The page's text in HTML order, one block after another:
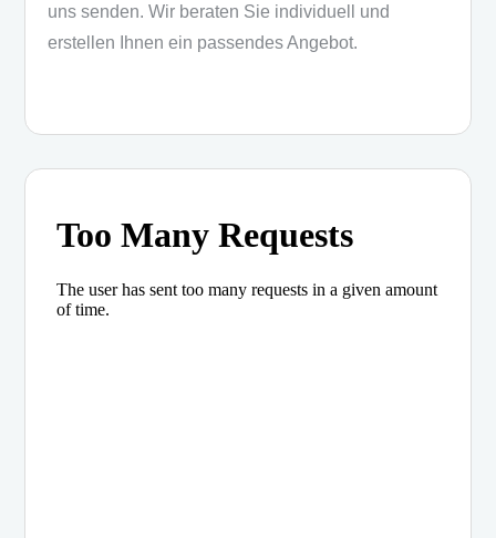
uns senden. Wir beraten Sie individuell und
erstellen Ihnen ein passendes Angebot.